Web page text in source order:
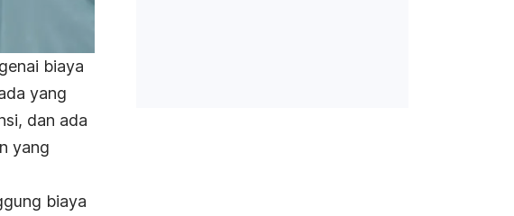
biaya
yang
dan ada
yang
biaya